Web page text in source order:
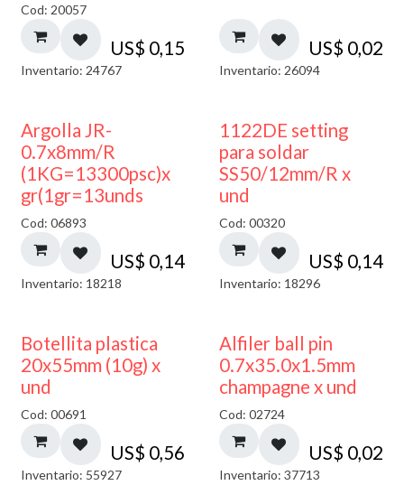
Cod: 20057
US$ 0,15
Inventario: 24767
US$ 0,02
Inventario: 26094
Argolla JR-
0.7x8mm/R
(1KG=13300psc)x
gr(1gr=13unds
Cod: 06893
US$ 0,14
Inventario: 18218
1122DE setting
para soldar
SS50/12mm/R x
und
Cod: 00320
US$ 0,14
Inventario: 18296
Botellita plastica
20x55mm (10g) x
und
Cod: 00691
US$ 0,56
Inventario: 55927
Alfiler ball pin
0.7x35.0x1.5mm
champagne x und
Cod: 02724
US$ 0,02
Inventario: 37713